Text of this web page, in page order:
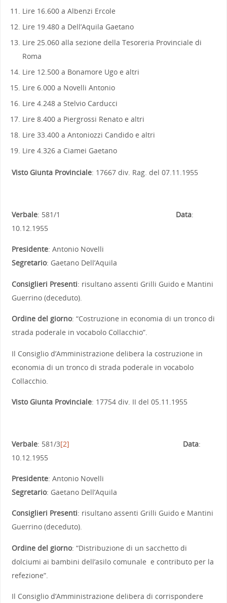
Lire 16.600 a Albenzi Ercole
Lire 19.480 a Dell’Aquila Gaetano
Lire 25.060 alla sezione della Tesoreria Provinciale di
Roma
Lire 12.500 a Bonamore Ugo e altri
Lire 6.000 a Novelli Antonio
Lire 4.248 a Stelvio Carducci
Lire 8.400 a Piergrossi Renato e altri
Lire 33.400 a Antoniozzi Candido e altri
Lire 4.326 a Ciamei Gaetano
Visto Giunta Provinciale: 17667 div. Rag. del 07.11.1955
Verbale: 581/1 Data:
10.12.1955
Presidente: Antonio Novelli
Segretario: Gaetano Dell’Aquila
Consiglieri Presenti: risultano assenti Grilli Guido e Mantini
Guerrino (deceduto).
Ordine del giorno: “Costruzione in economia di un tronco di
strada poderale in vocabolo Collacchio”.
Il Consiglio d’Amministrazione delibera la costruzione in
economia di un tronco di strada poderale in vocabolo
Collacchio.
Visto Giunta Provinciale: 17754 div. II del 05.11.1955
Verbale: 581/3[2] Data:
10.12.1955
Presidente: Antonio Novelli
Segretario: Gaetano Dell’Aquila
Consiglieri Presenti: risultano assenti Grilli Guido e Mantini
Guerrino (deceduto).
Ordine del giorno: “Distribuzione di un sacchetto di
dolciumi ai bambini dell’asilo comunale e contributo per la
refezione”.
Il Consiglio d’Amministrazione delibera di corrispondere